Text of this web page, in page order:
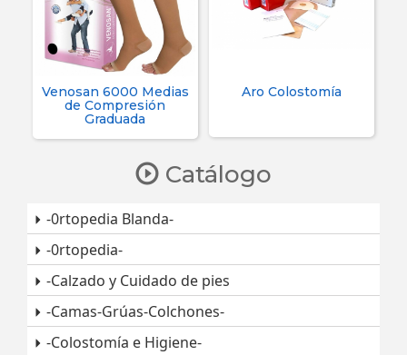
Venosan 6000 Medias
de Compresión
Graduada
Aro Colostomía
Catálogo
-0rtopedia Blanda-
-0rtopedia-
-Calzado y Cuidado de pies
-Camas-Grúas-Colchones-
-Colostomía e Higiene-